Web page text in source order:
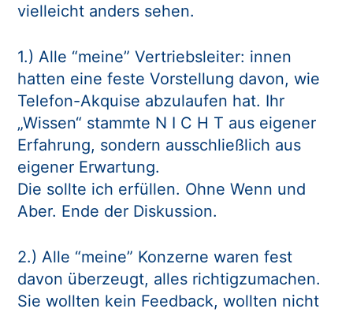
vielleicht anders sehen.
1.) Alle “meine” Vertriebsleiter: innen
hatten eine feste Vorstellung davon, wie
Telefon-Akquise abzulaufen hat. Ihr
„Wissen“ stammte N I C H T aus eigener
Erfahrung, sondern ausschließlich aus
eigener Erwartung.
Die sollte ich erfüllen. Ohne Wenn und
Aber. Ende der Diskussion.
2.) Alle “meine” Konzerne waren fest
davon überzeugt, alles richtigzumachen.
Sie wollten kein Feedback, wollten nicht